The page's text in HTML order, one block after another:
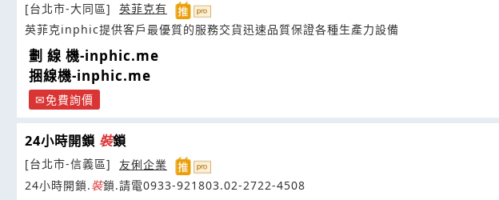
[台北市-大同區]
英菲克有
英菲克inphic提供客戶最優質的服務交貨迅速品質保證各種生產力設備
劃 線 機-inphic.me
捆線機-inphic.me
免費詢價
24小時開鎖 裝鎖
[台北市-信義區]
友俐企業
24小時開鎖.裝鎖.請電0933-921803.02-2722-4508